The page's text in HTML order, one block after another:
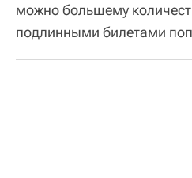
можно большему
подлинными билетами